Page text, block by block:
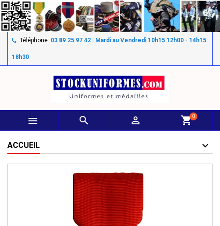
Téléphone: 03 89 25 97 42 | Mardi au Vendredi 10h15 12h00 - 14h15
18h30
   shopping_cart0
ACCUEIL